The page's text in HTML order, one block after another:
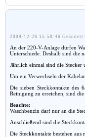
2009-12-26 15:58:46
An der 220-V-Anlage dürfen
Unterschiede. Deshalb sind die
Jährlich einmal sind die Stecker
Um ein Verwechseln der
Die sieben Steckkontakte des
Reinigung zu erreichen, sind die
Beachte:
Waschbenzin darf nur an die
Anschließend sind die
Die Steckkontakte bestehen